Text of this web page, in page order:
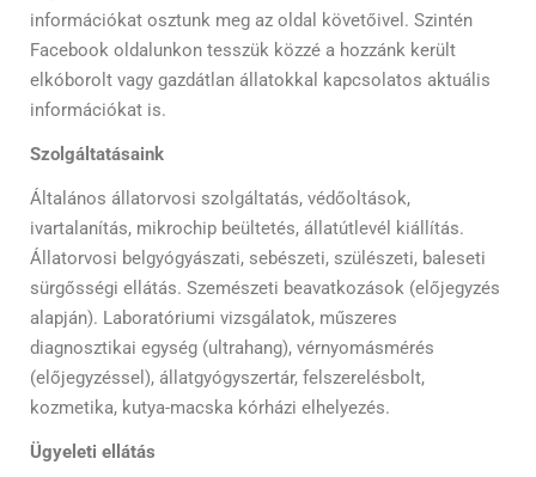
információkat osztunk meg az oldal követőivel. Szintén
Facebook oldalunkon tesszük közzé a hozzánk került
elkóborolt vagy gazdátlan állatokkal kapcsolatos aktuális
információkat is.
Szolgáltatásaink
Általános állatorvosi szolgáltatás, védőoltások,
ivartalanítás, mikrochip beültetés, állatútlevél kiállítás.
Állatorvosi belgyógyászati, sebészeti, szülészeti, baleseti
sürgősségi ellátás. Szemészeti beavatkozások (előjegyzés
alapján). Laboratóriumi vizsgálatok, műszeres
diagnosztikai egység (ultrahang), vérnyomásmérés
(előjegyzéssel), állatgyógyszertár, felszerelésbolt,
kozmetika, kutya-macska kórházi elhelyezés.
Ügyeleti ellátás